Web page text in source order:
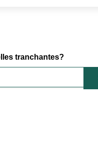
tranchantes?